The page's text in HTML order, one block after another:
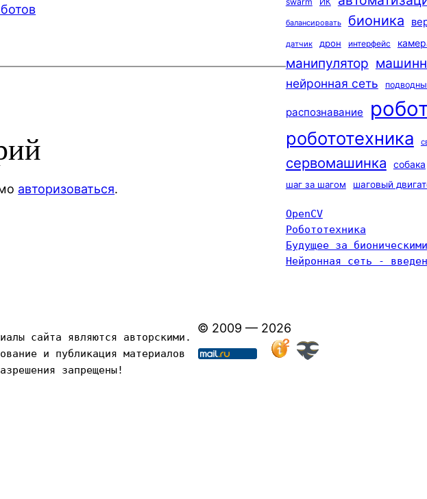
авторизоваться.
балансировать бионика
датчик дрон интерфейс
манипулятор
нейронная сеть
распознавание
робототехника
сервомашинка собака
шаг за шагом шаговый
OpenCV
Робототехника
Будущее за
Нейронная сеть -
сайта являются авторскими.
и публикация материалов
запрещены!
© 2009 — 2026